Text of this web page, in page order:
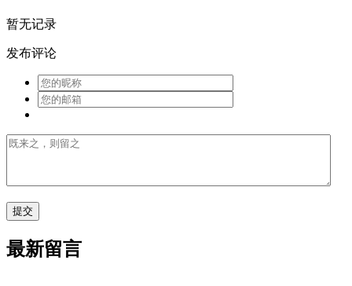
暂无记录
发布评论
最新留言